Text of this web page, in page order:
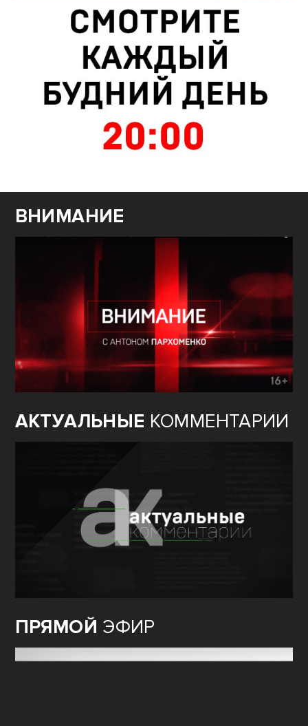
ВНИМАНИЕ
АКТУАЛЬНЫЕ КОММЕНТАРИИ
ПРЯМОЙ ЭФИР